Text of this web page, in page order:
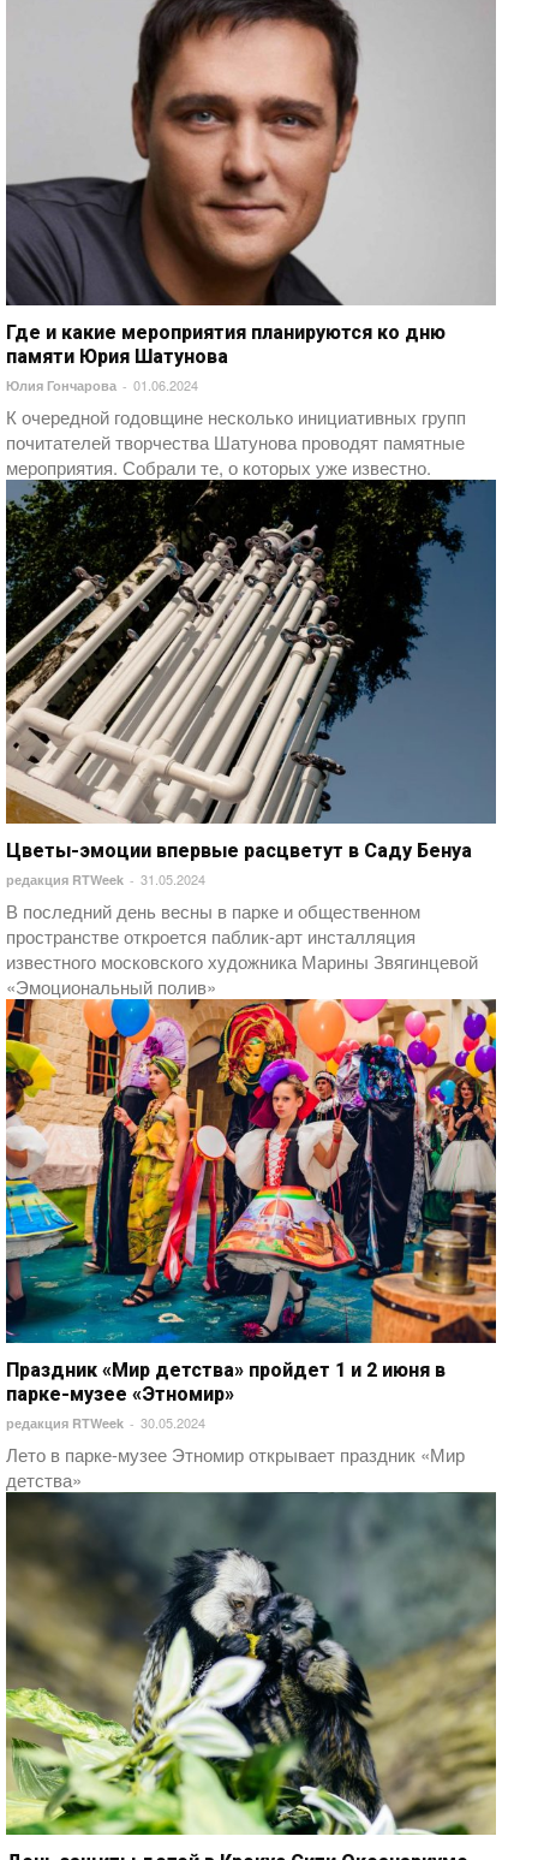
Где и какие мероприятия планируются ко дню
памяти Юрия Шатунова
Юлия Гончарова - 01.06.2024
К очередной годовщине несколько инициативных групп
почитателей творчества Шатунова проводят памятные
мероприятия. Собрали те, о которых уже известно.
Цветы-эмоции впервые расцветут в Саду Бенуа
редакция RTWeek - 31.05.2024
В последний день весны в парке и общественном
пространстве откроется паблик-арт инсталляция
известного московского художника Марины Звягинцевой
«Эмоциональный полив»
Праздник «Мир детства» пройдет 1 и 2 июня в
парке-музее «Этномир»
редакция RTWeek - 30.05.2024
​Лето в парке-музее Этномир открывает праздник «Мир
детства»